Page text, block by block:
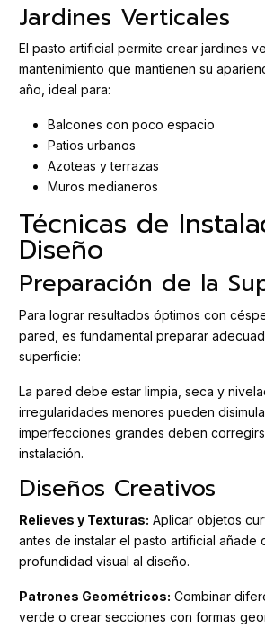
Jardines Verticales
El pasto artificial permite crear jardines
mantenimiento que mantienen su
año, ideal para:
Balcones con poco espacio
Patios urbanos
Azoteas y terrazas
Muros medianeros
Técnicas de
Diseño
Preparación de la
Para lograr resultados óptimos con
pared, es fundamental preparar
superficie:
La pared debe estar limpia, seca y
irregularidades menores pueden
imperfecciones grandes deben
instalación.
Diseños Creativos
Relieves y Texturas: Aplicar objetos
antes de instalar el pasto artificial añade
profundidad visual al diseño.
Patrones Geométricos: Combinar
verde o crear secciones con formas